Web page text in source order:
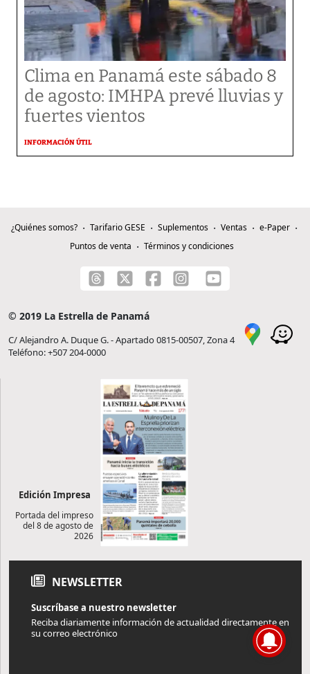
Clima en Panamá este sábado 8
de agosto: IMHPA prevé lluvias y
fuertes vientos
INFORMACIÓN ÚTIL
¿Quiénes somos? Tarifario GESE Suplementos Ventas
e-Paper
Puntos de venta
Términos y condiciones
© 2019 La Estrella de Panamá
C/ Alejandro A. Duque G. - Apartado 0815-00507, Zona 4
Teléfono: +507 204-0000
Edición Impresa
Portada del impreso
del 8 de agosto de
2026
NEWSLETTER
Suscríbase a nuestro newsletter
Reciba diariamente información de actualidad directamente en
su correo electrónico